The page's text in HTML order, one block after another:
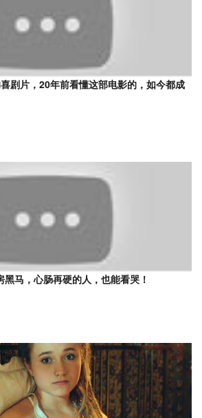
剧片，20年前看懂这部电影的，如今都成
黑马，心肠再硬的人，也能看哭！